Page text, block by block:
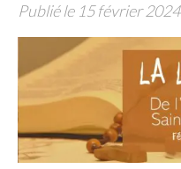
Publié le 15 février 2024